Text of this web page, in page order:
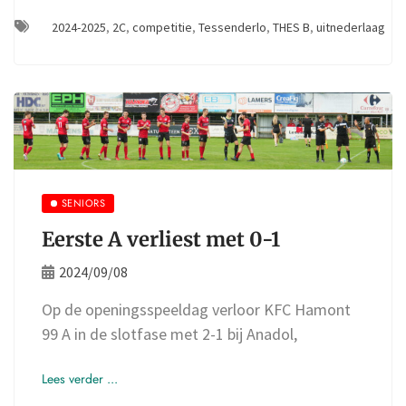
2024-2025, 2C, competitie, Tessenderlo, THES B, uitnederlaag
SENIORS
Eerste A verliest met 0-1
2024/09/08
Op de openingsspeeldag verloor KFC Hamont
99 A in de slotfase met 2-1 bij Anadol,
Lees verder ...